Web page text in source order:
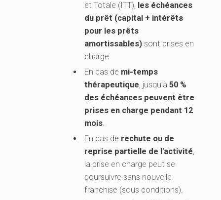
et Totale (ITT), les échéances
du prêt (capital + intérêts
pour les prêts
amortissables) sont prises en
charge.
En cas de mi-temps
thérapeutique, jusqu’à50 %
des échéances peuvent être
prises en charge pendant 12
mois.
En cas de rechute ou de
reprise partielle de l'activité,
la prise en charge peut se
poursuivre sans nouvelle
franchise (sous conditions).